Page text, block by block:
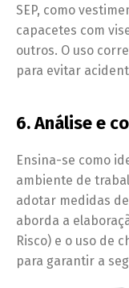
SEP, como
capacetes com
outros. O uso
para evitar
6. Análise e
Ensina-se como
ambiente de
adotar medidas
aborda a
Risco) e o uso de
para garantir a